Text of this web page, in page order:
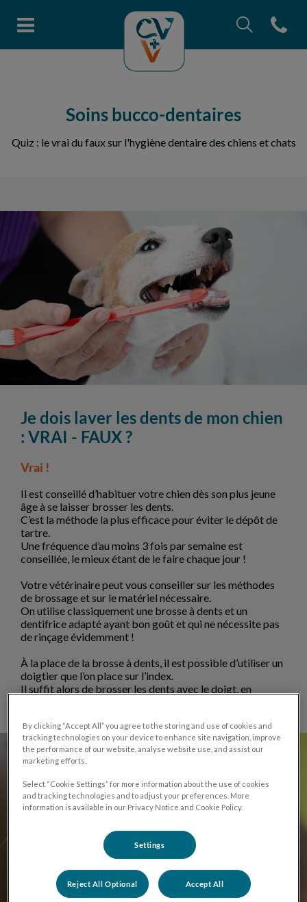
Page d'accueil de Clinique
Open
Recherche
Soins bucco-dentaires
Quiz : le vrai du faux sur l'hygiène dentaire des chiens et chats
Je dois laver les dents de mon chien
: VRAI - FAUX ?
Vrai !
Il est conseillé d’habituer votre chien dès son plus jeune
âge à se laisser brosser les dents.
C’est la méthode la plus efficace pour éviter le dépôt de
tartre.
Une fréquence d’au moins 3 fois par semaine est
conseillée, le mieux étant de le faire chaque jour !
Votre vétérinaire peut vous conseiller sur les méthodes
de brossage et sur le matériel nécessaire.
On utilise classiquement une brosse à dents et un
dentifrice adapté ayant bon goût et qui ne nécessite pas
de rinçage évidemment !
À la place de la brosse à dents, il est possible d’utiliser un
doigtier que l’on place sur l’index.
Il suffit alors de brosser les dents avec le doigt, en
By clicking “Accept All” you agree to the storing and use of cookies and
tracking technologies on your device to enhance site navigation, improve
the performance of our website, analyse website use, and assist our
marketing efforts.
Select “Cookie Settings” for more information about the use of cookies
and tracking technologies and to adjust your preferences. More
information is available in our Privacy Notice and Cookie Policy.
Settings
Reject All Optional Accept All